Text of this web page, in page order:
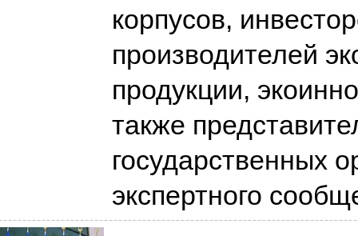
корпусов,
производителей
продукции,
также
государственных
экспертного